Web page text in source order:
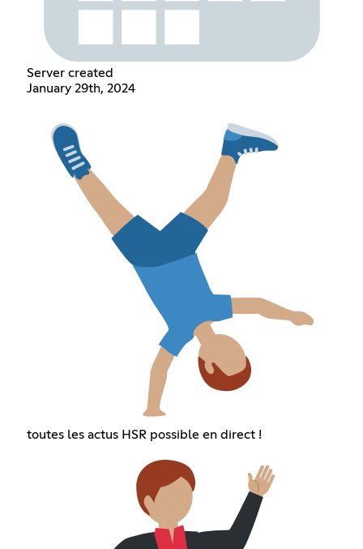
Server created
January 29th, 2024
toutes les actus HSR possible en direct !